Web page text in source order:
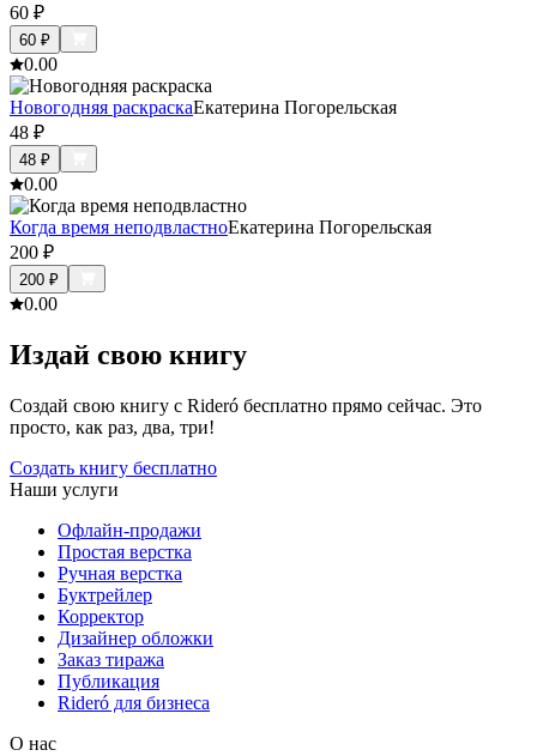
60 ₽
60 ₽
0.00
Новогодняя раскраскаЕкатерина Погорельская
48 ₽
48 ₽
0.00
Когда время неподвластноЕкатерина Погорельская
200 ₽
200 ₽
0.00
Издай свою книгу
Создай свою книгу с Rideró бесплатно прямо сейчас. Это
просто, как раз, два, три!
Создать книгу бесплатно
Наши услуги
Офлайн-продажи
Простая верстка
Ручная верстка
Буктрейлер
Корректор
Дизайнер обложки
Заказ тиража
Публикация
Rideró для бизнеса
О нас